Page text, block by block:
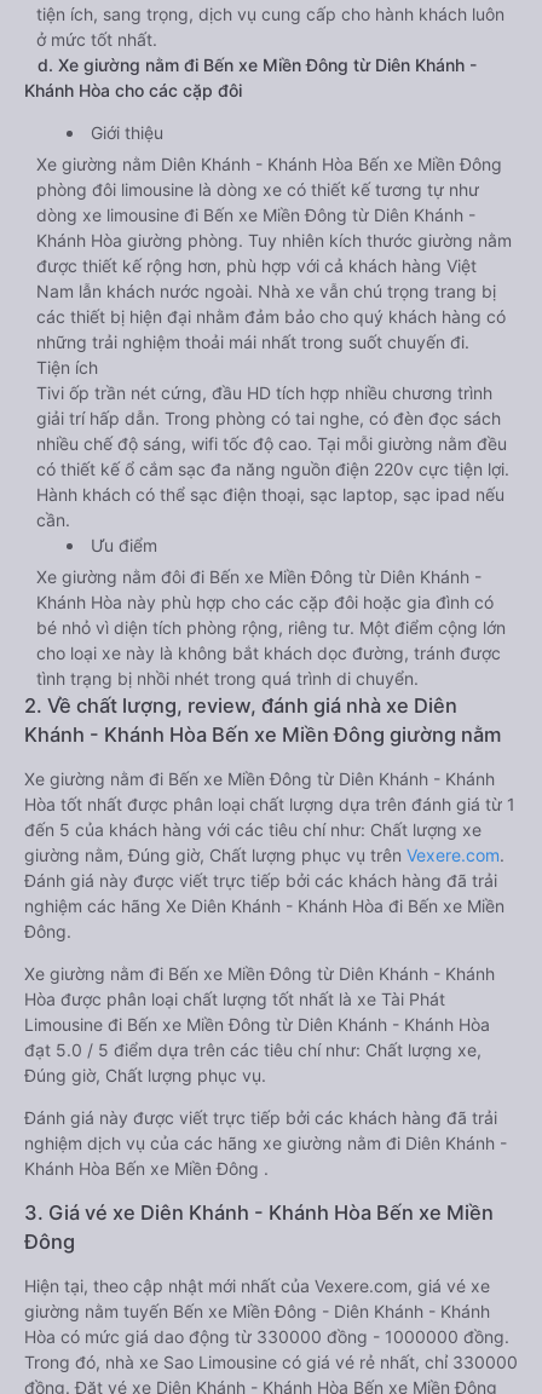
tiện ích, sang trọng, dịch vụ cung cấp cho hành khách luôn
ở mức tốt nhất.
d. Xe giường nằm đi Bến xe Miền Đông từ Diên Khánh -
Khánh Hòa cho các cặp đôi
Giới thiệu
Xe giường nằm Diên Khánh - Khánh Hòa Bến xe Miền Đông
phòng đôi limousine là dòng xe có thiết kế tương tự như
dòng xe limousine đi Bến xe Miền Đông từ Diên Khánh -
Khánh Hòa giường phòng. Tuy nhiên kích thước giường nằm
được thiết kế rộng hơn, phù hợp với cả khách hàng Việt
Nam lẫn khách nước ngoài. Nhà xe vẫn chú trọng trang bị
các thiết bị hiện đại nhằm đảm bảo cho quý khách hàng có
những trải nghiệm thoải mái nhất trong suốt chuyến đi.
Tiện ích
Tivi ốp trần nét cứng, đầu HD tích hợp nhiều chương trình
giải trí hấp dẫn. Trong phòng có tai nghe, có đèn đọc sách
nhiều chế độ sáng, wifi tốc độ cao. Tại mỗi giường nằm đều
có thiết kế ổ cắm sạc đa năng nguồn điện 220v cực tiện lợi.
Hành khách có thể sạc điện thoại, sạc laptop, sạc ipad nếu
cần.
Ưu điểm
Xe giường nằm đôi đi Bến xe Miền Đông từ Diên Khánh -
Khánh Hòa này phù hợp cho các cặp đôi hoặc gia đình có
bé nhỏ vì diện tích phòng rộng, riêng tư. Một điểm cộng lớn
cho loại xe này là không bắt khách dọc đường, tránh được
tình trạng bị nhồi nhét trong quá trình di chuyển.
2. Về chất lượng, review, đánh giá nhà xe Diên
Khánh - Khánh Hòa Bến xe Miền Đông giường nằm
Xe giường nằm đi Bến xe Miền Đông từ Diên Khánh - Khánh
Hòa tốt nhất được phân loại chất lượng dựa trên đánh giá từ 1
đến 5 của khách hàng với các tiêu chí như: Chất lượng xe
giường nằm, Đúng giờ, Chất lượng phục vụ trên Vexere.com.
Đánh giá này được viết trực tiếp bởi các khách hàng đã trải
nghiệm các hãng Xe Diên Khánh - Khánh Hòa đi Bến xe Miền
Đông.
Xe giường nằm đi Bến xe Miền Đông từ Diên Khánh - Khánh
Hòa được phân loại chất lượng tốt nhất là xe Tài Phát
Limousine đi Bến xe Miền Đông từ Diên Khánh - Khánh Hòa
đạt 5.0 / 5 điểm dựa trên các tiêu chí như: Chất lượng xe,
Đúng giờ, Chất lượng phục vụ.
Đánh giá này được viết trực tiếp bởi các khách hàng đã trải
nghiệm dịch vụ của các hãng xe giường nằm đi Diên Khánh -
Khánh Hòa Bến xe Miền Đông .
3. Giá vé xe Diên Khánh - Khánh Hòa Bến xe Miền
Đông
Hiện tại, theo cập nhật mới nhất của Vexere.com, giá vé xe
giường nằm tuyến Bến xe Miền Đông - Diên Khánh - Khánh
Hòa có mức giá dao động từ 330000 đồng - 1000000 đồng.
Trong đó, nhà xe Sao Limousine có giá vé rẻ nhất, chỉ 330000
đồng. Đặt vé xe Diên Khánh - Khánh Hòa Bến xe Miền Đông